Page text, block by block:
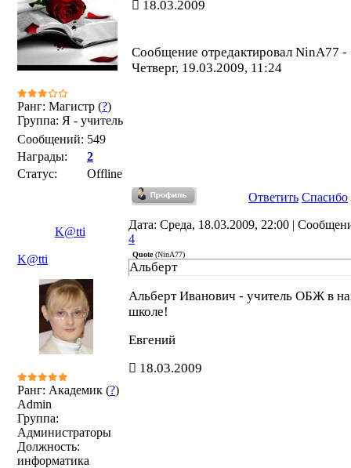
Ранг: Магистр (?)
Группа: Я - учитель
Сообщений: 549
Награды:
2
Статус:
Offline
18.03.2009
Сообщение отредактировал NinA77 -
Четверг, 19.03.2009, 11:24
Ответить Спасибо
K@tti
Дата: Среда, 18.03.2009, 22:00 |
4
K@tti
Ранг: Академик (?)
Admin
Группа:
Администраторы
Должность:
информатика
Quote(NinA77)
Альберт
Альберт Иванович - учитель ОБЖ в
школе!
Евгений
18.03.2009